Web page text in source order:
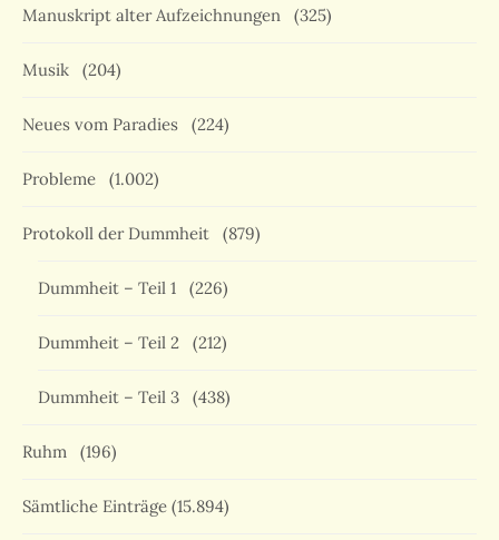
Manuskript alter Aufzeichnungen (325)
Musik (204)
Neues vom Paradies (224)
Probleme (1.002)
Protokoll der Dummheit (879)
Dummheit – Teil 1 (226)
Dummheit – Teil 2 (212)
Dummheit – Teil 3 (438)
Ruhm (196)
Sämtliche Einträge (15.894)